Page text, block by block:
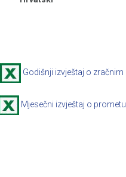
Godišnji izvještaj o zračnim
Mjesečni izvještaj o